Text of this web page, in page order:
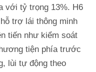
với tỷ trọng 13%. H6
trợ lái thông minh
tiến như kiểm soát
tiện phía trước
lùi tự động theo